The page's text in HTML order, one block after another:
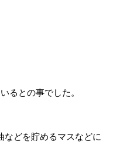
るとの事でした。
などを貯めるマスなどに